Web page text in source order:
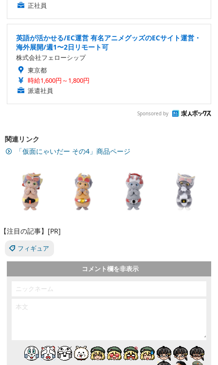
正社員
英語が活かせる/EC運営 有名アニメグッズのECサイト運営・
海外展開/週1〜2日リモート可
株式会社フェローシップ
東京都
時給1,600円～1,800円
派遣社員
Sponsored by
関連リンク
「仮面にゃいだー その4」商品ページ
【注目の記事】[PR]
フィギュア
コメント欄を非表示